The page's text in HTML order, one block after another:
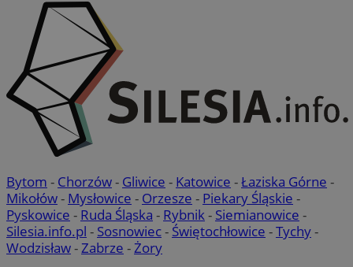
Bytom - Chorzów- Gliwice - Katowice -Łaziska Górne -
Mikołów- Mysłowice - Orzesze - Piekary Śląskie -
Pyskowice - Ruda Śląska - Rybnik- Siemianowice -
Silesia.info.pl - Sosnowiec- Świętochłowice -Tychy-
Wodzisław-Zabrze -Żory